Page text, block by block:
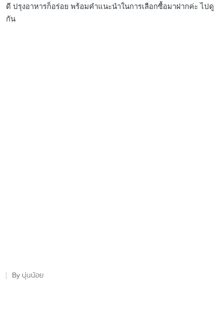
ดี ปรุงอาหารก็อร่อย พร้อมคำแนะนำในการเลือกซื้อมาฝากค่ะ ไปดู
กัน
Posted
By นุ่นน้อย